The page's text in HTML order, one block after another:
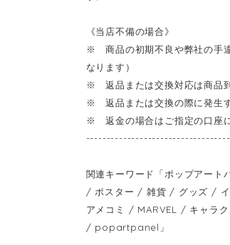
《当店不備の場合》
※ 商品の初期不良や弊社の手
なります）
※ 返品または交換対応は商品到
※ 返品または交換の際に発生
※ 返金の場合はご指定の口座
関連キーワード「ポップアー
/ ポスター / 雑貨 / グッズ /
アメコミ / MARVEL / キャ
/ popartpanel」